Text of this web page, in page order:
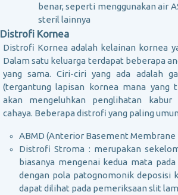
benar, seperti menggunakan air
steril lainnya
Distrofi Kornea
Distrofi Kornea adalah kelainan kornea
Dalam satu keluarga terdapat beberapa
yang sama. Ciri-ciri yang ada adalah
(tergantung lapisan kornea mana yang
akan mengeluhkan penglihatan
cahaya. Beberapa distrofi yang paling
ABMD (Anterior Basement Membrane
Distrofi Stroma : merupakan
biasanya mengenai kedua mata
dengan pola patognomonik deposisi
dapat dilihat pada pemeriksaan slit